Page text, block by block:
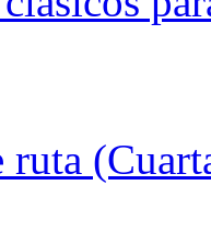
ruta